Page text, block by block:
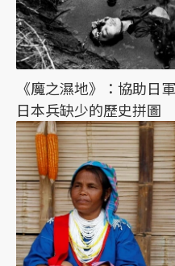
《魔之濕地》：協助日
日本兵缺少的歷史拼圖